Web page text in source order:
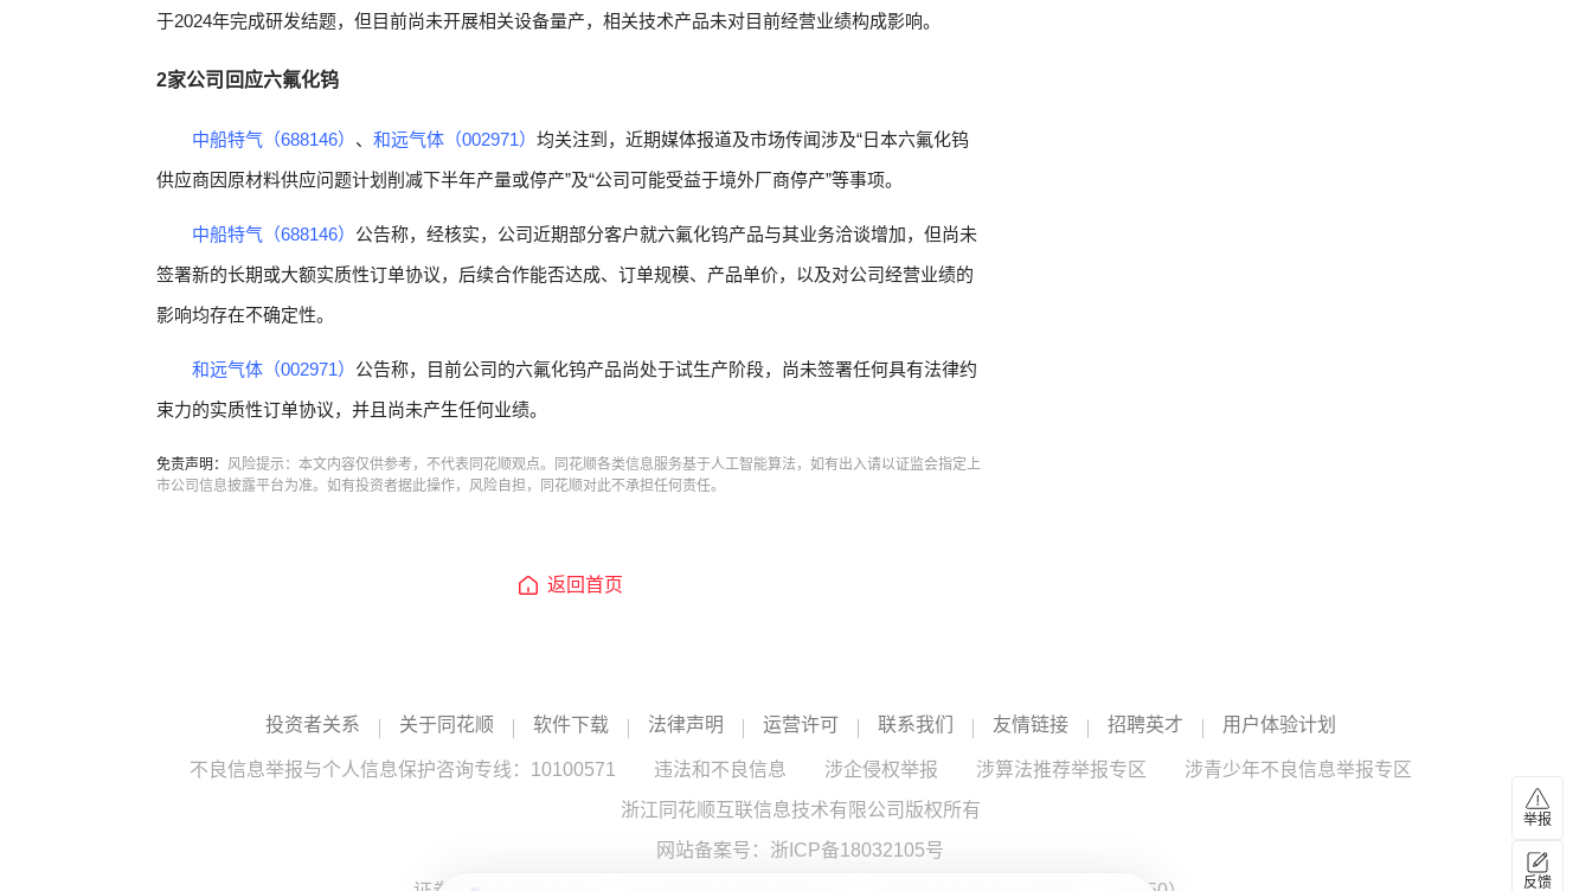
于2024年完成研发结题，但目前尚未开展相关设备量产，相关技术产品未对目前经营业绩构成影响。
2家公司回应六氟化钨
中船特气（688146） 、 和远气体（002971） 均关注到，近期媒体报道及市场传闻涉及“日本六氟化钨
供应商因原材料供应问题计划削减下半年产量或停产”及“公司可能受益于境外厂商停产”等事项。
中船特气（688146） 公告称，经核实，公司近期部分客户就六氟化钨产品与其业务洽谈增加，但尚未
签署新的长期或大额实质性订单协议，后续合作能否达成、订单规模、产品单价，以及对公司经营业绩的
影响均存在不确定性。
和远气体（002971） 公告称，目前公司的六氟化钨产品尚处于试生产阶段，尚未签署任何具有法律约
束力的实质性订单协议，并且尚未产生任何业绩。
免责声明： 风险提示：本文内容仅供参考，不代表同花顺观点。同花顺各类信息服务基于人工智能算法，如有出入请以证监会指定上
市公司信息披露平台为准。如有投资者据此操作，风险自担，同花顺对此不承担任何责任。
返回首页
投资者关系 关于同花顺 软件下载 法律声明 运营许可 联系我们 友情链接 招聘英才 用户体验计划
不良信息举报与个人信息保护咨询专线：10100571 违法和不良信息 涉企侵权举报 涉算法推荐举报专区
涉青少年不良信息举报专区
浙江同花顺互联信息技术有限公司版权所有
网站备案号： 浙ICP备18032105号
举报
反馈